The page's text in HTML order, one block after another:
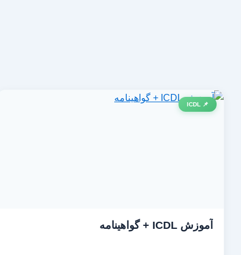
📌 ICDL
آموزش ICDL + گواهینامه